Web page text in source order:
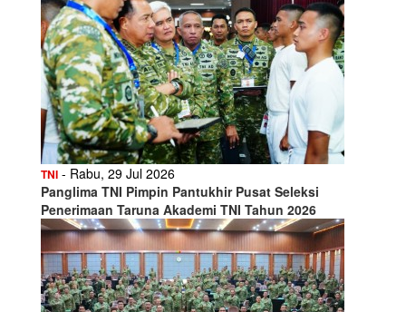
TNI - Rabu, 29 Jul 2026
Panglima TNI Pimpin Pantukhir Pusat Seleksi
Penerimaan Taruna Akademi TNI Tahun 2026